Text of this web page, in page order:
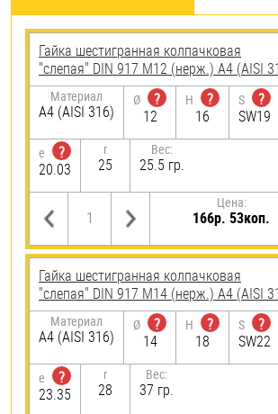
Гайка шестигранная колпачковая
"слепая" DIN 917 М12 (нерж.) A4 (AISI
Материал
A4 (AISI 316)
Ø
?
12
H
?
16
S
?
SW19
e
?
20.03
r
25
Вес:
25.5 гр.
Цена:
166р. 53коп.
Гайка шестигранная колпачковая
"слепая" DIN 917 М14 (нерж.) A4 (AISI
Материал
A4 (AISI 316)
Ø
?
14
H
?
18
S
?
SW22
e
?
23.35
r
28
Вес:
37 гр.